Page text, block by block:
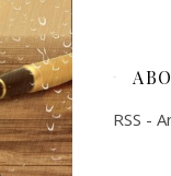
RSS -